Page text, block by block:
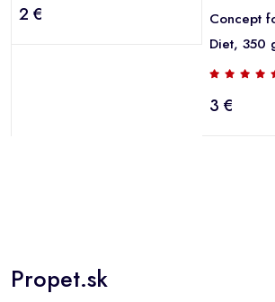
2 €
Concept
Diet, 350
Gastro
3 €
Propet.sk